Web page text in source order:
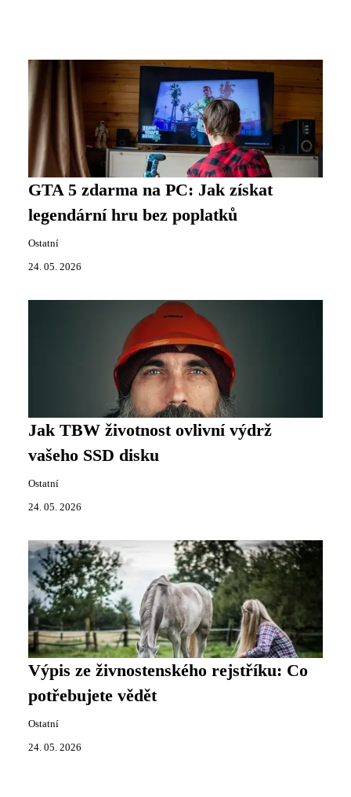
GTA 5 zdarma na PC: Jak získat
legendární hru bez poplatků
Ostatní
24. 05. 2026
Jak TBW životnost ovlivní výdrž
vašeho SSD disku
Ostatní
24. 05. 2026
Výpis ze živnostenského rejstříku: Co
potřebujete vědět
Ostatní
24. 05. 2026